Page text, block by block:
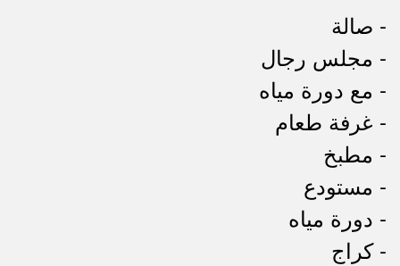
- صالة
- مجلس رجال
- مع دورة مياه
- غرفة طعام
- مطبخ
- مستودع
- دورة مياه
- كراج